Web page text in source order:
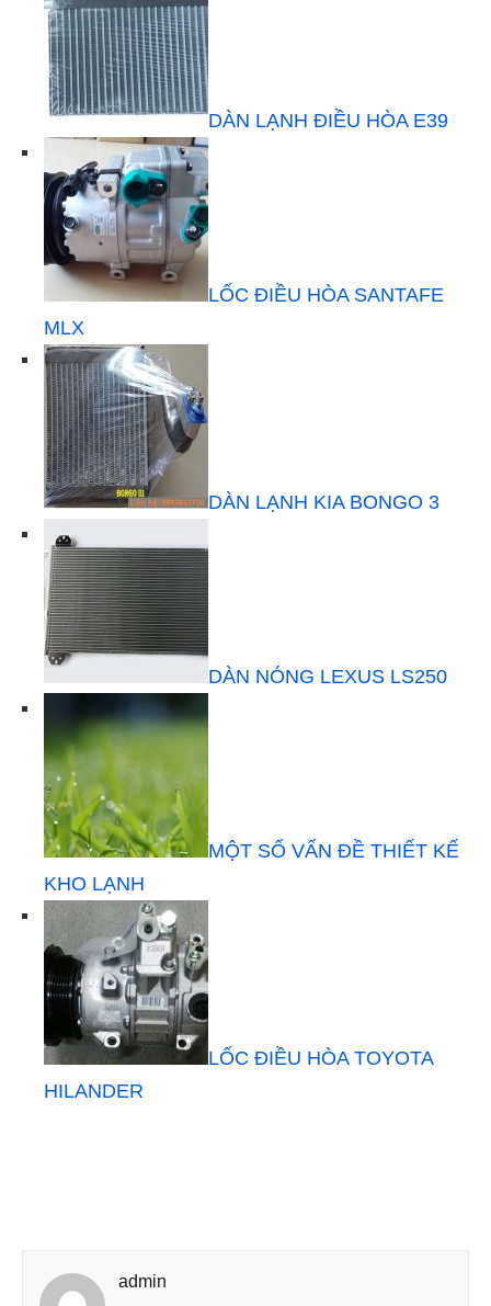
DÀN LẠNH ĐIỀU HÒA E39
LỐC ĐIỀU HÒA SANTAFE
MLX
DÀN LẠNH KIA BONGO 3
DÀN NÓNG LEXUS LS250
MỘT SỐ VẤN ĐỀ THIẾT KẾ
KHO LẠNH
LỐC ĐIỀU HÒA TOYOTA
HILANDER
admin